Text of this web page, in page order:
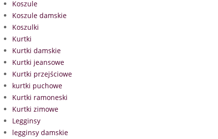
Koszule
Koszule damskie
Koszulki
Kurtki
Kurtki damskie
Kurtki jeansowe
Kurtki przejściowe
kurtki puchowe
Kurtki ramoneski
Kurtki zimowe
Legginsy
legginsy damskie